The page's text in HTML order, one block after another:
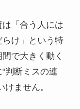
「合う人には
け」という特
で大きく動く
判断ミスの連
ません。